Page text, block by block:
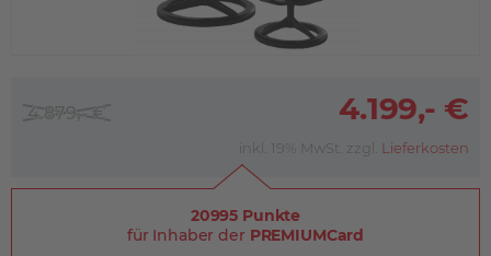
4.199,- €
inkl. 19% MwSt. zzgl. Lieferkosten
20995 Punkte
für Inhaber der PREMIUMCard